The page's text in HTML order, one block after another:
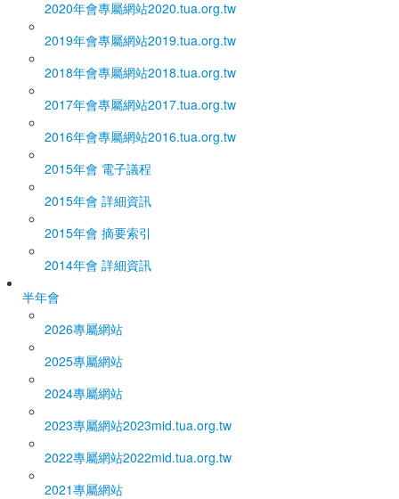
2020年會專屬網站2020.tua.org.tw
2019年會專屬網站2019.tua.org.tw
2018年會專屬網站2018.tua.org.tw
2017年會專屬網站2017.tua.org.tw
2016年會專屬網站2016.tua.org.tw
2015年會 電子議程
2015年會 詳細資訊
2015年會 摘要索引
2014年會 詳細資訊
半年會
2026專屬網站
2025專屬網站
2024專屬網站
2023專屬網站2023mid.tua.org.tw
2022專屬網站2022mid.tua.org.tw
2021專屬網站